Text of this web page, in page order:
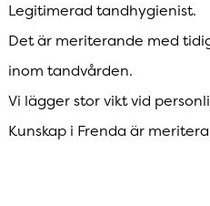
Legitimerad tandhygienist.
Det är meriterande med
inom tandvården.
Vi lägger stor vikt vid
Kunskap i Frenda är